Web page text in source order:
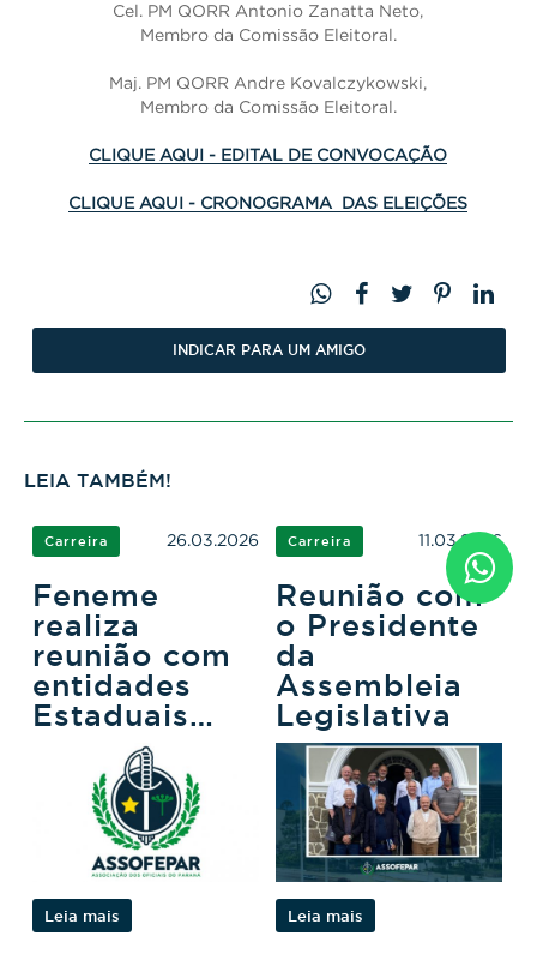
Cel. PM QORR Antonio Zanatta Neto,
Membro da Comissão Eleitoral.
Maj. PM QORR Andre Kovalczykowski,
Membro da Comissão Eleitoral.
CLIQUE AQUI - EDITAL DE CONVOCAÇÃO
CLIQUE AQUI - CRONOGRAMA DAS ELEIÇÕES
INDICAR PARA UM AMIGO
LEIA TAMBÉM!
Carreira 26.03.2026
Feneme
realiza
reunião com
entidades
Estaduais
para tratar de
eleições e
proposta
legislativa
Leia mais
Carreira 11.03.2026
Reunião com
o Presidente
da
Assembleia
Legislativa
Leia mais